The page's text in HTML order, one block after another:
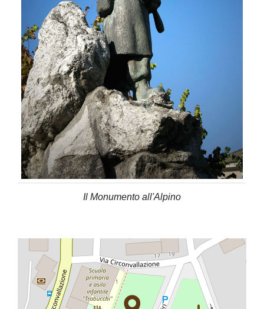
Il Monumento all'Alpino